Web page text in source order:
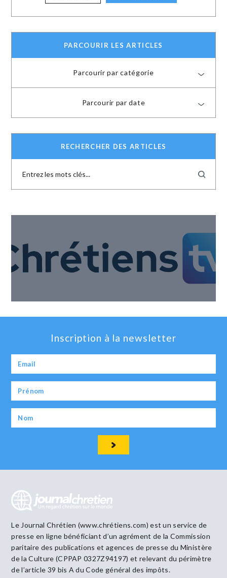
PARCOURIR LES ARTICLES
Parcourir par catégorie
Parcourir par date
RECHERCHER DES ARTICLES
Inscription à la newsletter
Le Journal Chrétien (www.chrétiens.com) est un service de
presse en ligne bénéficiant d’un agrément de la Commission
paritaire des publications et agences de presse du Ministère
de la Culture (CPPAP 0327Z94197) et relevant du périmètre
de l’article 39 bis A du Code général des impôts.